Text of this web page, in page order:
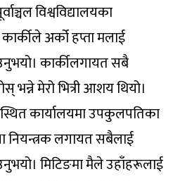
विश्वविद्यालयका
अर्को हप्ता मलाई
कार्कीलगायत सबै
भन्ने मेरो भित्री आशय थियो।
कार्यालयमा उपकुलपतिका
नियन्त्रक लगायत सबैलाई
मिटिङमा मैले उहाँहरूलाई